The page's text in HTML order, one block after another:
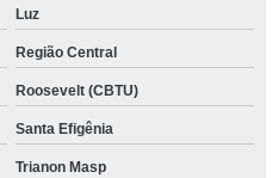
Luz
Região Central
Roosevelt (CBTU)
Santa Efigênia
Trianon Masp